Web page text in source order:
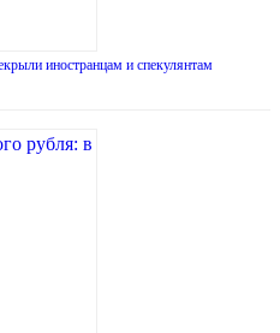
иностранцам и спекулянтам